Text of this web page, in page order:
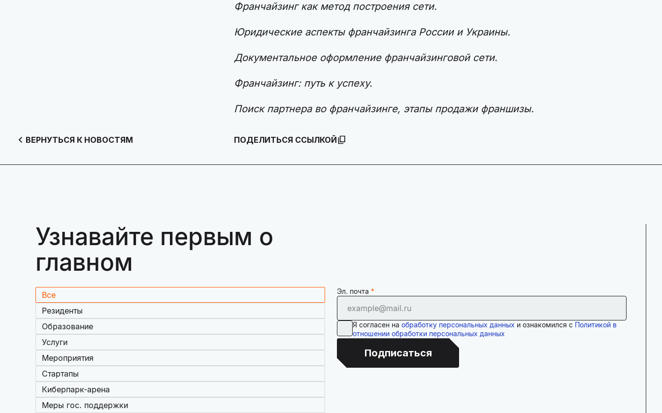
Франчайзинг как метод построения сети.
Юридические аспекты франчайзинга России и Украины.
Документальное оформление франчайзинговой сети.
Франчайзинг: путь к успеху.
Поиск партнера во франчайзинге, этапы продажи франшизы.
ВЕРНУТЬСЯ К НОВОСТЯМ ПОДЕЛИТЬСЯ ССЫЛКОЙ
Узнавайте первым о
главном
Все
Резиденты
Образование
Услуги
Мероприятия
Стартапы
Киберпарк-арена
Меры гос. поддержки
Эл. почта
Я согласен на обработку персональных данных и ознакомился с Политикой в
отношении обработки персональных данных
Подписаться